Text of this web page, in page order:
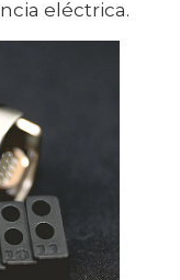
eléctrica.